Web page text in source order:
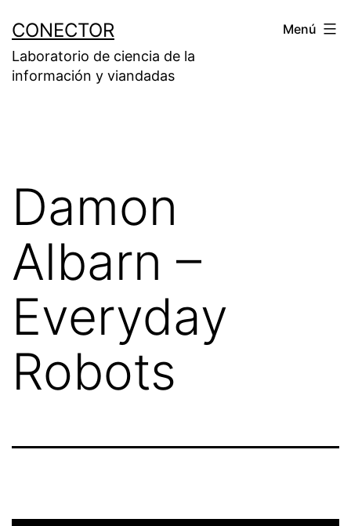
contenido
CONECTOR
Laboratorio de ciencia de la
información y viandadas
Menú
Damon
Albarn –
Everyday
Robots